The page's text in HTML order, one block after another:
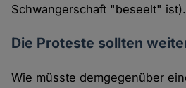
Schwangerschaft "beseelt" ist).
Die Proteste sollten
Wie müsste demgegenüber